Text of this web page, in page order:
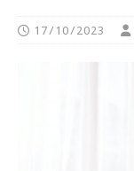
17/10/2023